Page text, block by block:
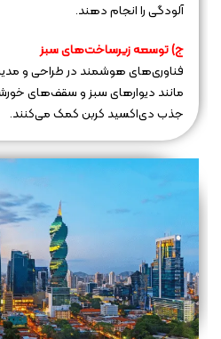
آلودگی را انجام دهند.
ج) توسعه زیرساخت‌های سبز
فناوری‌های هوشمند در طراحی و
مانند دیوارهای سبز و سقف‌های
جذب دی‌اکسید کربن کمک می‌کنند.